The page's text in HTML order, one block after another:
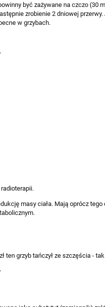
być zażywane na czczo (30
zrobienie 2 dniowej
w grzybach.
masy ciała. Mają oprócz
ten grzyb tańczył ze szczęścia -